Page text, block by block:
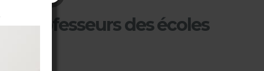
professeurs des écoles